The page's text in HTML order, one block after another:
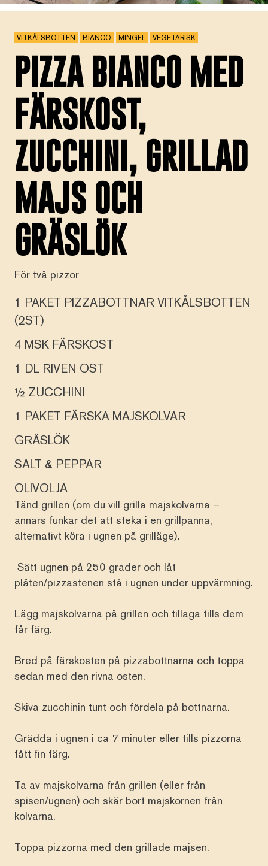
VITKÅLSBOTTEN BIANCO MINGEL VEGETARISK
PIZZA BIANCO MED
FÄRSKOST,
ZUCCHINI, GRILLAD
MAJS OCH
GRÄSLÖK
För två pizzor
1 PAKET PIZZABOTTNAR VITKÅLSBOTTEN
(2ST)
4 MSK FÄRSKOST
1 DL RIVEN OST
½ ZUCCHINI
1 PAKET FÄRSKA MAJSKOLVAR
GRÄSLÖK
SALT & PEPPAR
OLIVOLJA
Tänd grillen (om du vill grilla majskolvarna –
annars funkar det att steka i en grillpanna,
alternativt köra i ugnen på grilläge).
Sätt ugnen på 250 grader och låt
plåten/pizzastenen stå i ugnen under uppvärmning.
Lägg majskolvarna på grillen och tillaga tills dem
får färg.
Bred på färskosten på pizzabottnarna och toppa
sedan med den rivna osten.
Skiva zucchinin tunt och fördela på bottnarna.
Grädda i ugnen i ca 7 minuter eller tills pizzorna
fått fin färg.
Ta av majskolvarna från grillen (eller från
spisen/ugnen) och skär bort majskornen från
kolvarna.
Toppa pizzorna med den grillade majsen.